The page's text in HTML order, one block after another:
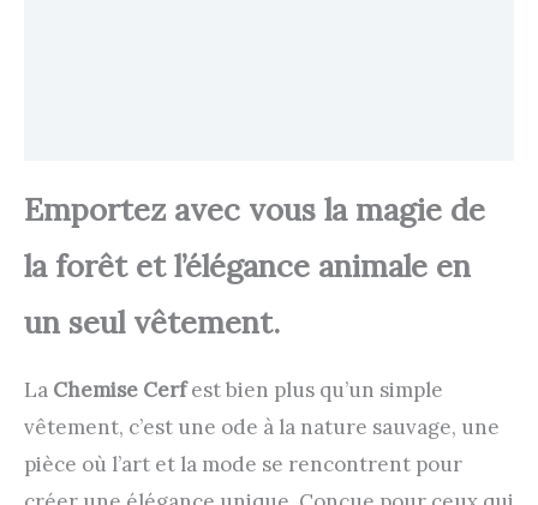
Emportez avec vous la magie de
la forêt et l’élégance animale en
un seul vêtement.
La Chemise Cerfest bien plus qu’un simple
vêtement, c’est une ode à la nature sauvage, une
pièce où l’art et la mode se rencontrent pour